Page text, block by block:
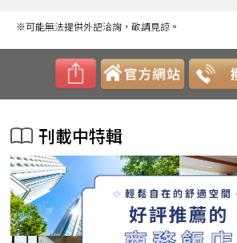
※可能無法提供外語洽詢，敬請見諒。
刊載中特輯